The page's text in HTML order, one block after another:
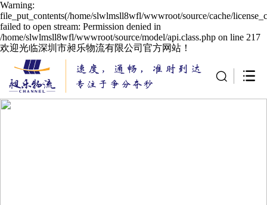
Warning:
file_put_contents(/home/slwlmsll8wfl/wwwroot/source/cache/
failed to open stream: Permission denied in
/home/slwlmsll8wfl/wwwroot/source/model/api.class.php on line 217
欢迎光临深圳市昶乐物流有限公司官方网站！